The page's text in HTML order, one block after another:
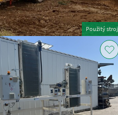
Použitý stroj